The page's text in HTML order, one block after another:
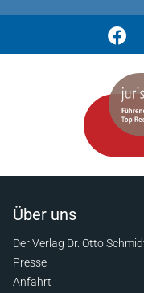
Über uns
Der Verlag Dr. Otto
Presse
Anfahrt